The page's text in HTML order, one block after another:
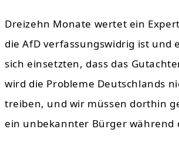
Dreizehn Monate wertet ein
die AfD verfassungswidrig ist
sich einsetzten, dass das
wird die Probleme Deutschlands
treiben, und wir müssen dorthin
ein unbekannter Bürger während